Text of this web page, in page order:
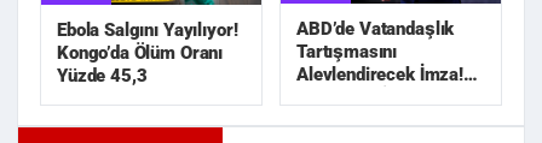
Ebola Salgını Yayılıyor!
Kongo’da Ölüm Oranı
Yüzde 45,3
ABD’de Vatandaşlık
Tartışmasını
Alevlendirecek İmza!
Karar